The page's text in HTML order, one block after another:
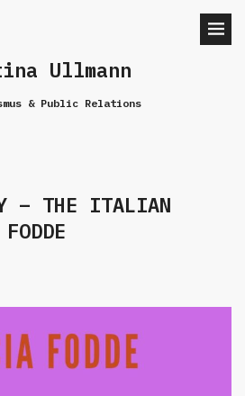
Ullmann
& Public Relations
– THE ITALIAN